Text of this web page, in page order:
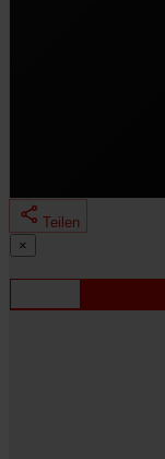
Mit einem Klick
Dabei werden
Teilen
×